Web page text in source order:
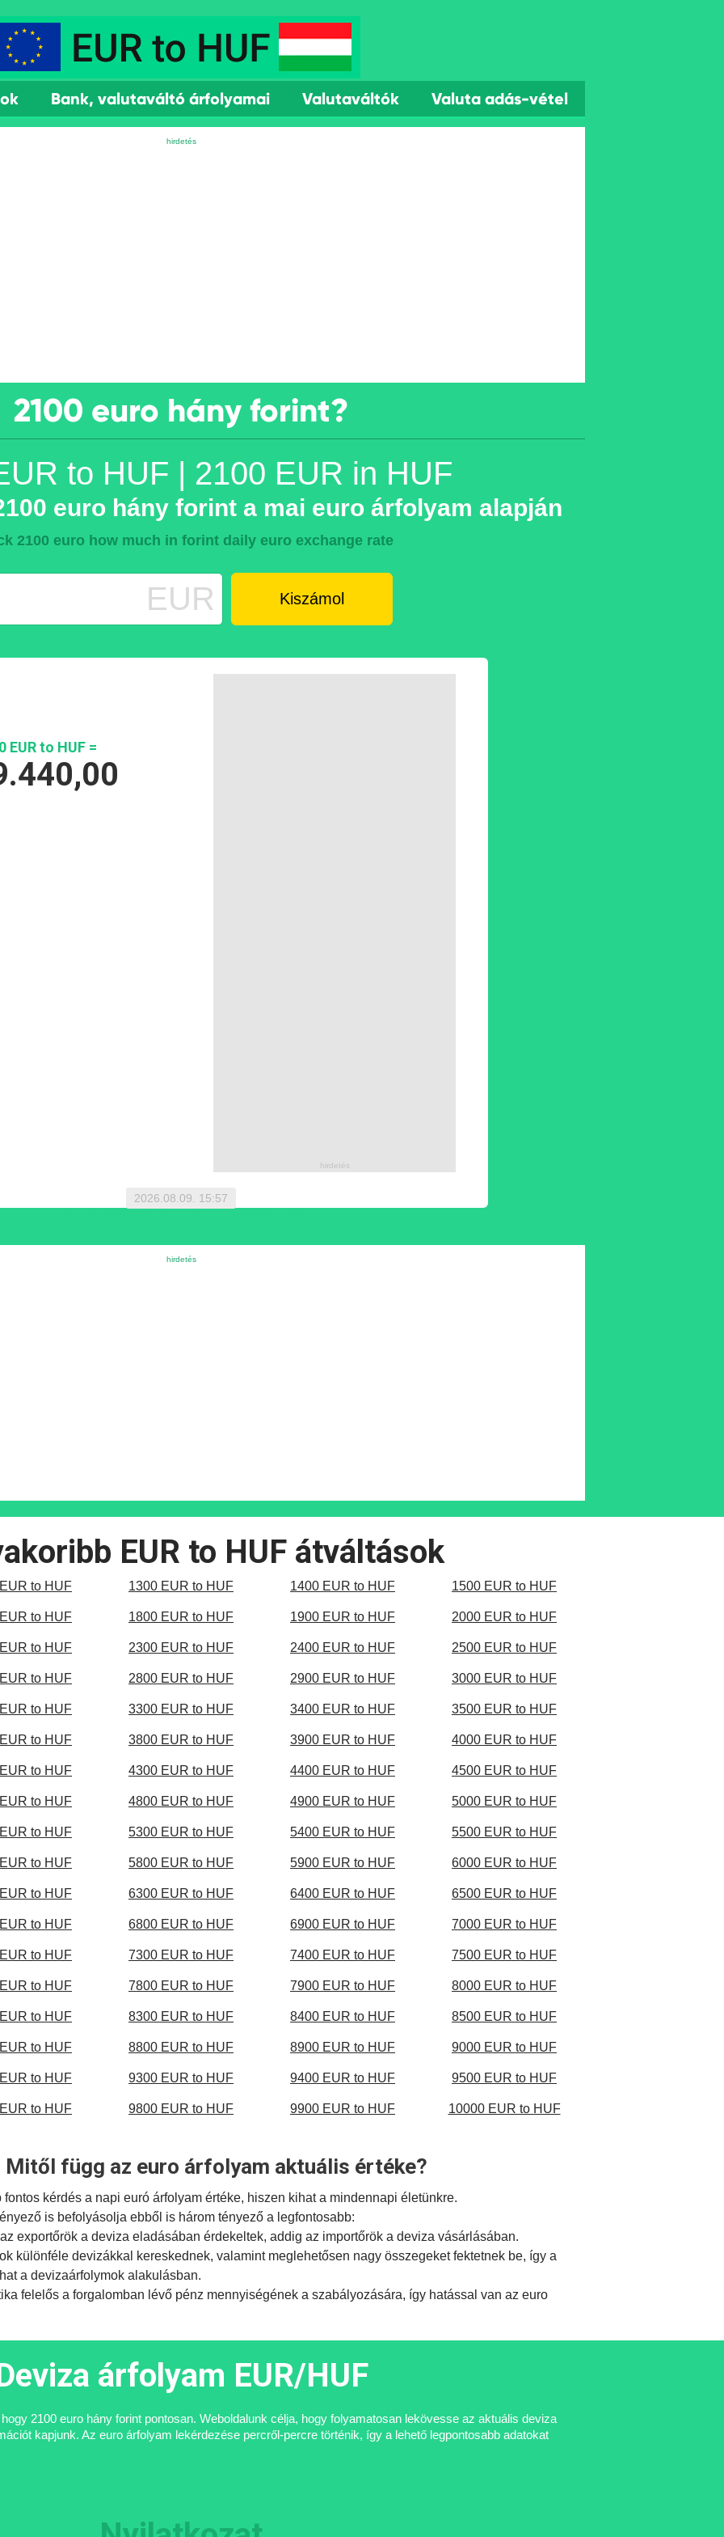
Bank, valutaváltó árfolyamai Valutaváltók Valuta adás-vétel
2100 euro hány forint?
to HUF | 2100 EUR in HUF
euro hány forint a mai euro árfolyam alapján
2100 euro how much in forint daily euro exchange rate
EUR
EUR to HUF =
2026.08.09. 15:57
EUR to HUF átváltások
to HUF 1300 EUR to HUF 1400 EUR to HUF 1500 EUR to HUF
to HUF 1800 EUR to HUF 1900 EUR to HUF 2000 EUR to HUF
to HUF 2300 EUR to HUF 2400 EUR to HUF 2500 EUR to HUF
to HUF 2800 EUR to HUF 2900 EUR to HUF 3000 EUR to HUF
to HUF 3300 EUR to HUF 3400 EUR to HUF 3500 EUR to HUF
to HUF 3800 EUR to HUF 3900 EUR to HUF 4000 EUR to HUF
to HUF 4300 EUR to HUF 4400 EUR to HUF 4500 EUR to HUF
to HUF 4800 EUR to HUF 4900 EUR to HUF 5000 EUR to HUF
to HUF 5300 EUR to HUF 5400 EUR to HUF 5500 EUR to HUF
to HUF 5800 EUR to HUF 5900 EUR to HUF 6000 EUR to HUF
to HUF 6300 EUR to HUF 6400 EUR to HUF 6500 EUR to HUF
to HUF 6800 EUR to HUF 6900 EUR to HUF 7000 EUR to HUF
to HUF 7300 EUR to HUF 7400 EUR to HUF 7500 EUR to HUF
to HUF 7800 EUR to HUF 7900 EUR to HUF 8000 EUR to HUF
to HUF 8300 EUR to HUF 8400 EUR to HUF 8500 EUR to HUF
to HUF 8800 EUR to HUF 8900 EUR to HUF 9000 EUR to HUF
to HUF 9300 EUR to HUF 9400 EUR to HUF 9500 EUR to HUF
to HUF 9800 EUR to HUF 9900 EUR to HUF 10000 EUR to HUF
Mitől függ az euro árfolyam aktuális értéke?
kérdés a napi euró árfolyam értéke, hiszen kihat a mindennapi életünkre.
is befolyásolja ebből is három tényező a legfontosabb:
exportőrök a deviza eladásában érdekeltek, addig az importőrök a deviza vásárlásában.
különféle devizákkal kereskednek, valamint meglehetősen nagy összegeket fektetnek be, így a
a devizaárfolymok alakulásban.
felelős a forgalomban lévő pénz mennyiségének a szabályozására, így hatással van az euro
árfolyam EUR/HUF
2100 euro hány forint pontosan. Weboldalunk célja, hogy folyamatosan lekövesse az aktuális deviza
kapjunk. Az euro árfolyam lekérdezése percről-percre történik, így a lehető legpontosabb adatokat